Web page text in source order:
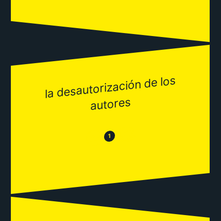
la desautorización de los
autores
😒 1 😂